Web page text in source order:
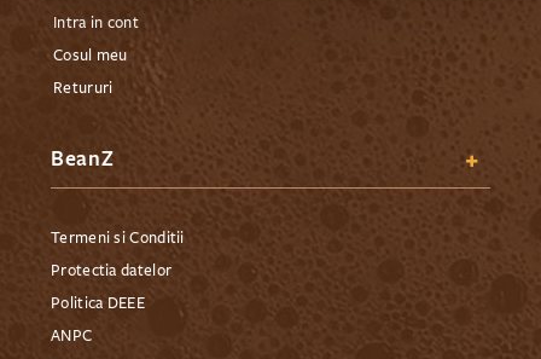
Intra in cont
Cosul meu
Retururi
BeanZ
Termeni si Conditii
Protectia datelor
Politica DEEE
ANPC